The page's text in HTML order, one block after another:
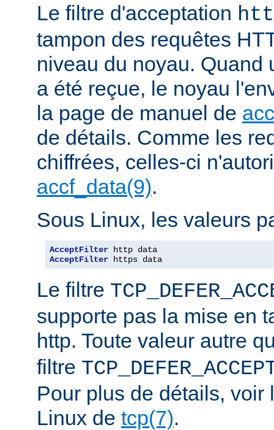
Le filtre d'acceptation
tampon des requêtes
niveau du noyau. Quand
a été reçue, le noyau
la page de manuel de
de détails. Comme les
chiffrées, celles-ci
accf_data(9).
Sous Linux, les valeurs
AcceptFilter
AcceptFilter https data
Le filtre
supporte pas la mise en
http. Toute valeur autre
filtre
Pour plus de détails, voir
Linux de tcp(7).